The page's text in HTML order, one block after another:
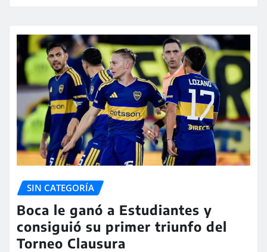
SIN CATEGORÍA
Boca le ganó a Estudiantes y
consiguió su primer triunfo del
Torneo Clausura